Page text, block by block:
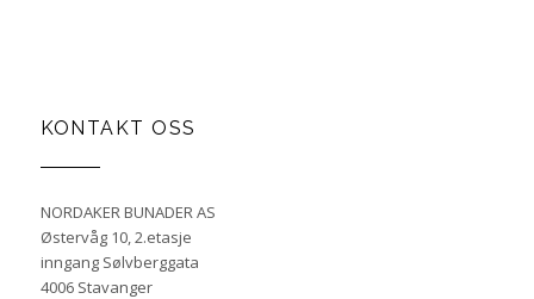
KONTAKT OSS
NORDAKER BUNADER AS
Østervåg 10, 2.etasje
inngang Sølvberggata
4006 Stavanger